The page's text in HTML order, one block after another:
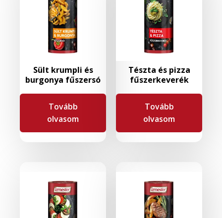
Sült krumpli és
burgonya fűszersó
Tovább
olvasom
Tészta és pizza
fűszerkeverék
Tovább
olvasom